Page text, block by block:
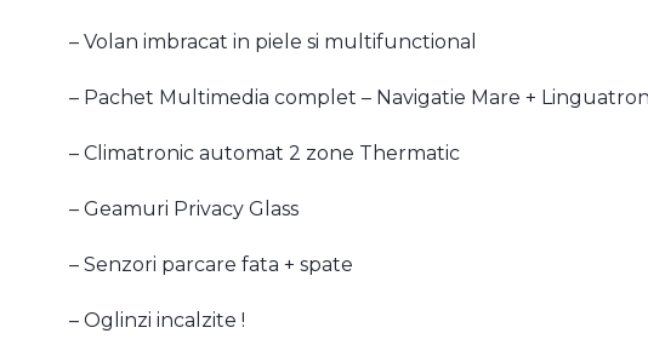
– Volan imbracat in piele si multifunctional
– Pachet Multimedia complet – Navigatie Mare +
– Climatronic automat 2 zone Thermatic
– Geamuri Privacy Glass
– Senzori parcare fata + spate
– Oglinzi incalzite !